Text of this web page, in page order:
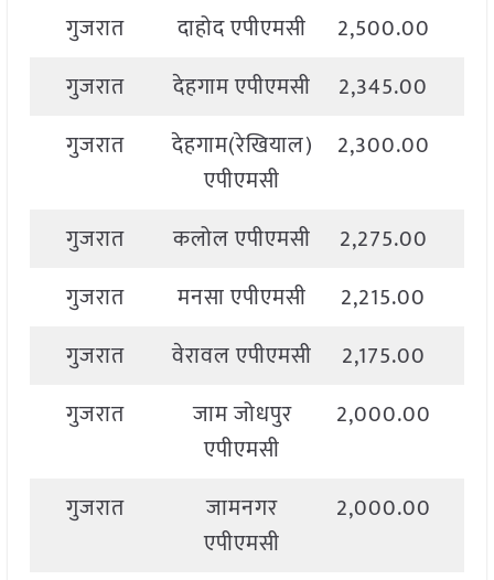
गुजरात दाहोद एपीएमसी 2,500.00
गुजरात
देहगाम एपीएमसी 2,345.00
गुजरात
देहगाम(रेखियाल)
एपीएमसी
2,300.00
गुजरात कलोल एपीएमसी 2,275.00
गुजरात
मनसा एपीएमसी 2,215.00
गुजरात
वेरावल एपीएमसी 2,175.00
गुजरात
जाम जोधपुर
एपीएमसी
2,000.00
गुजरात
जामनगर
एपीएमसी
2,000.00